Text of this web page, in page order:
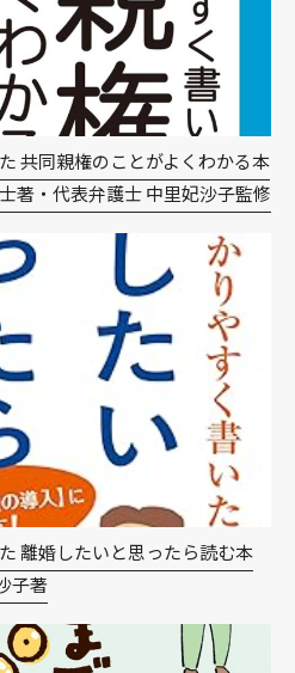
共同親権のことがよくわかる本
著・代表弁護士 中里妃沙子監修
離婚したいと思ったら読む本
子著